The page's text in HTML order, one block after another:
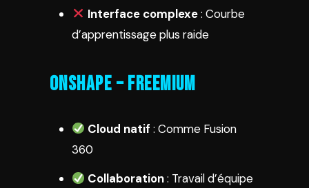
Interface complexe: Courbe
d’apprentissage plus raide
Onshape – Freemium
Cloud natif : Comme Fusion
360
Collaboration: Travail d’équipe